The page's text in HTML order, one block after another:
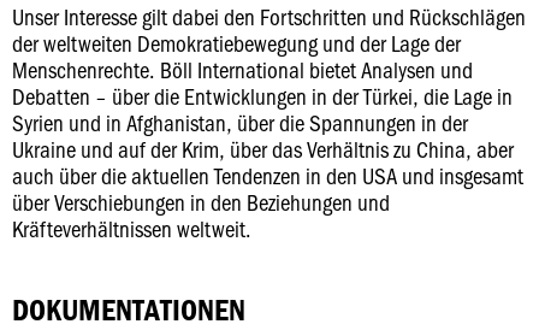
Unser Interesse gilt dabei den Fortschritten und Rückschlägen
der weltweiten Demokratiebewegung und der Lage der
Menschenrechte. Böll International bietet Analysen und
Debatten – über die Entwicklungen in der Türkei, die Lage in
Syrien und in Afghanistan, über die Spannungen in der
Ukraine und auf der Krim, über das Verhältnis zu China, aber
auch über die aktuellen Tendenzen in den USA und insgesamt
über Verschiebungen in den Beziehungen und
Kräfteverhältnissen weltweit.
DOKUMENTATIONEN